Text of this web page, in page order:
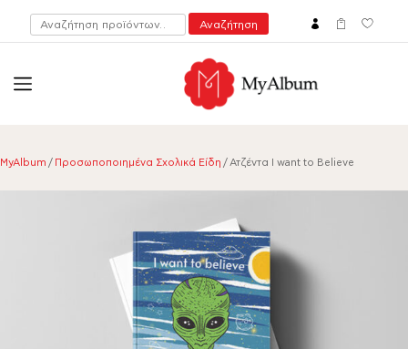
Αναζήτηση
για:
Αναζήτηση
open
MyAlbum / Προσωποποιημένα Σχολικά Είδη / Ατζέντα I want to Believe